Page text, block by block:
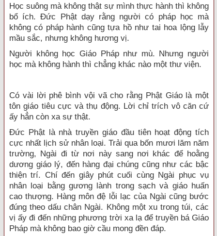
Học suông mà không thật sự mình thực hành thì không
bổ ích. Đức Phật dạy rằng người có pháp học mà
không có pháp hành cũng tựa hồ như tai hoa lộng lẫy
mầu sắc, nhưng không hương vị.
Người không học Giáo Pháp như mù. Nhưng người
học mà không hành thì chẳng khác nào một thư viện.
Có vài lời phê bình vội vã cho rằng Phật Giáo là một
tôn giáo tiêu cực và thụ động. Lời chỉ trích vô căn cứ
ấy hẳn còn xa sự thật.
Đức Phật là nhà truyền giáo đầu tiên hoạt động tích
cực nhất lịch sử nhân loại. Trải qua bốn mươi lăm năm
trường, Ngài đi từ nơi này sang nơi khác để hoằng
dương giáo lý, đến hàng đại chúng cũng như các bậc
thiện trí. Chí đến giây phút cuối cùng Ngài phục vụ
nhân loại bằng gương lành trong sạch và giáo huấn
cao thượng. Hàng môn đệ lỗi lạc của Ngài cũng bước
đúng theo dấu chân Ngài. Không một xu trong túi, các
vị ấy đi đến những phương trời xa lạ để truyền bá Giáo
Pháp mà không bao giờ cầu mong đền đáp.